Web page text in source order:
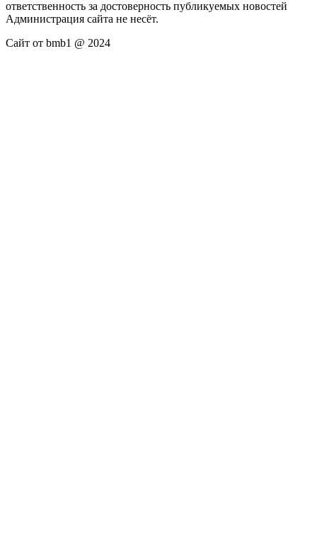
ответственность за достоверность публикуемых новостей
Администрация сайта не несёт.
Сайт от bmb1 @ 2024